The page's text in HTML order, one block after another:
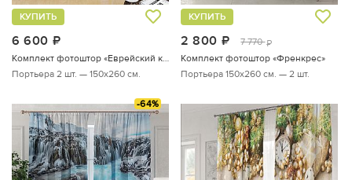
6 600
КУПИТЬ
Портьера 2 шт. — 150х260 см.
2 800 руб.
7 770 руб.
КУПИТЬ
Комплект фотоштор «Френкрес»
Портьера 150х260 см. — 2 шт.
-64%